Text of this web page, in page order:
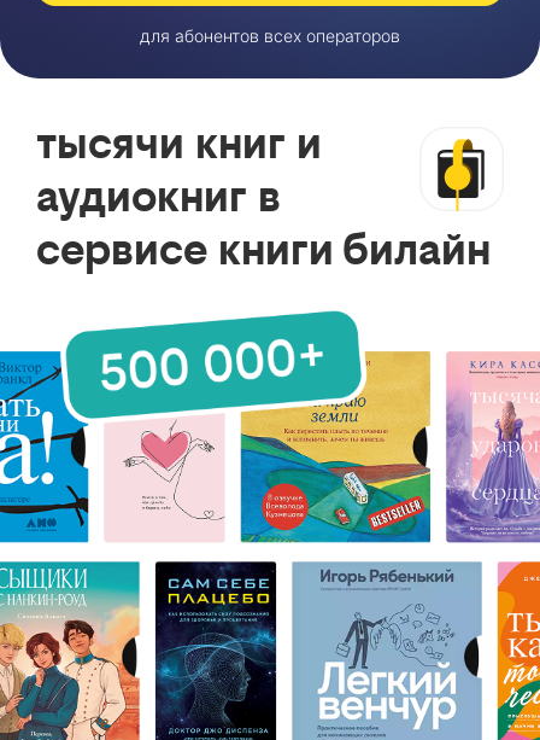
для абонентов всех операторов
тысячи книг и
аудиокниг в
сервисе книги билайн